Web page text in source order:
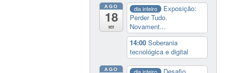
AGO
18
ter
dia inteiro
Exposição:
Perder Tudo.
Novament...
14:00Soberania
tecnológica e digital
AGO dia inteiro